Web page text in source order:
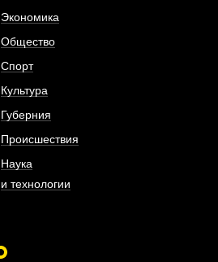
Экономика
Общество
Спорт
Культура
Губерния
Происшествия
Наука
и технологии